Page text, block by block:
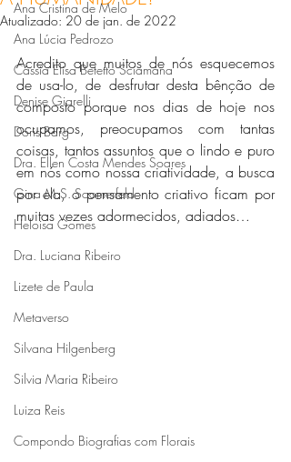
Ana Cristina de Melo
Ana Lúcia Pedrozo
Cássia Elisa Betetto Sciamana
Denise Giarelli
Doris Barg
Dra. Ellen Costa Mendes Soares
Gina M.S. Soomerfeld
Heloisa Gomes
Dra. Luciana Ribeiro
Lizete de Paula
Metaverso
Silvana Hilgenberg
Silvia Maria Ribeiro
Luiza Reis
Compondo Biografias com Florais
Atualizado: 20 de jan. de 2022
Acredito que muitos de nós esquecemos
de usa-lo, de desfrutar desta bênção de
composto porque nos dias de hoje nos
ocupamos, preocupamos com tantas
coisas, tantos assuntos que o lindo e puro
em nós como nossa criatividade, a busca
por ela, o pensamento criativo ficam por
muitas vezes adormecidos, adiados…